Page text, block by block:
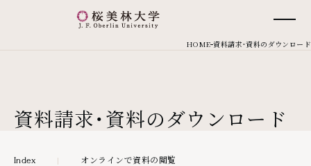
桜美林大学 トップページ
HOME 資料請求・資料のダウンロード
資料請求・資料のダウンロード
Index
オンラインで資料の閲覧